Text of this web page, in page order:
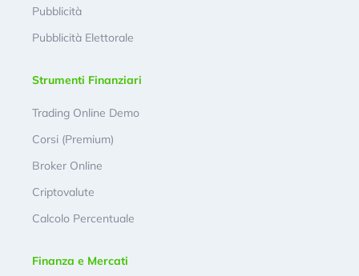
Pubblicità
Pubblicità Elettorale
Strumenti Finanziari
Trading Online Demo
Corsi (Premium)
Broker Online
Criptovalute
Calcolo Percentuale
Finanza e Mercati